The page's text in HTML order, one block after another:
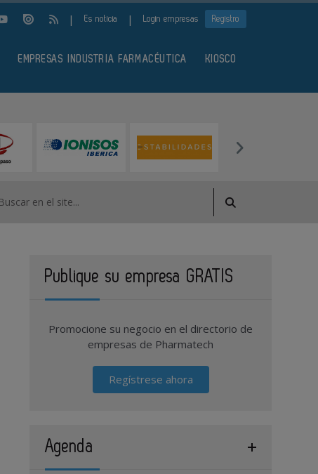
| Es noticia | Login empresas Registro
EMPRESAS INDUSTRIA FARMACÉUTICA KIOSCO
Publique su empresa GRATIS
Promocione su negocio en el directorio de
empresas de Pharmatech
Regístrese ahora
Agenda